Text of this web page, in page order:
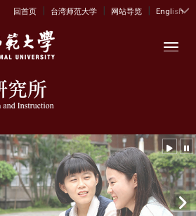
:::
回首页 | 台湾师范大学 | 网站导览 | English